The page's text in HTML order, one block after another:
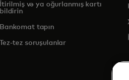
İtirilmiş və ya oğurlanmış kartı
bildirin
Bankomat tapın
Tez-tez soruşulanlar